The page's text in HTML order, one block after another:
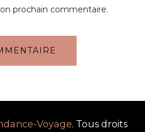
prochain commentaire.
Voyage. Tous droits